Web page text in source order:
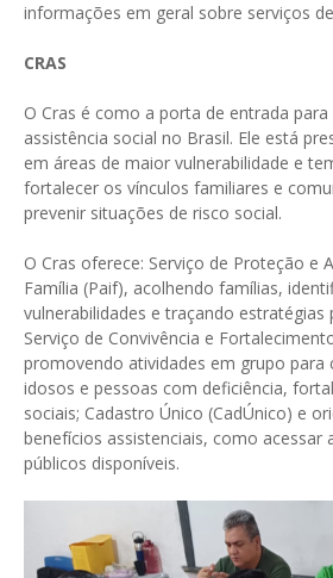
informações em geral sobre serviços
CRAS
O Cras é como a porta de entrada
assistência social no Brasil. Ele está
em áreas de maior vulnerabilidade e
fortalecer os vínculos familiares e
prevenir situações de risco social.
O Cras oferece: Serviço de Proteção e
Família (Paif), acolhendo famílias,
vulnerabilidades e traçando estratégias
Serviço de Convivência e
promovendo atividades em grupo para
idosos e pessoas com deficiência,
sociais; Cadastro Único (CadÚnico) e
benefícios assistenciais, como acessar
públicos disponíveis.